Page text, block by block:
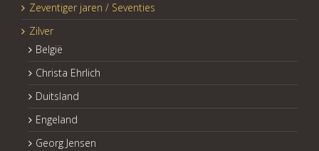
Zeventiger jaren / Seventies
Zilver
België
Christa Ehrlich
Duitsland
Engeland
Georg Jensen